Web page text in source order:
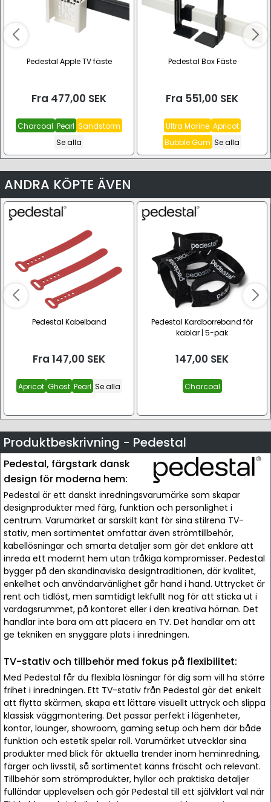
Pedestal Apple TV fäste
Fra 477,00 SEK
Charcoal Pearl Sandstorm
Se alla
Pedestal Box Fäste
Fra 551,00 SEK
Ultra Marine Apricot
Bubble Gum Se alla
ANDRA KÖPTE ÄVEN
Pedestal Kabelband
Fra 147,00 SEK
Apricot Ghost Pearl Se alla
Pedestal Kardborreband för
kablar | 5-pak
147,00 SEK
Charcoal
Produktbeskrivning - Pedestal
Pedestal, färgstark dansk
design för moderna hem:
Pedestal är ett danskt inredningsvarumärke som skapar
designprodukter med färg, funktion och personlighet i
centrum. Varumärket är särskilt känt för sina stilrena TV-
stativ, men sortimentet omfattar även strömtillbehör,
kabellösningar och smarta detaljer som gör det enklare att
inreda ett modernt hem utan tråkiga kompromisser. Pedestal
bygger på den skandinaviska designtraditionen, där kvalitet,
enkelhet och användarvänlighet går hand i hand. Uttrycket är
rent och tidlöst, men samtidigt lekfullt nog för att sticka ut i
vardagsrummet, på kontoret eller i den kreativa hörnan. Det
handlar inte bara om att placera en TV. Det handlar om att
ge tekniken en snyggare plats i inredningen.
TV-stativ och tillbehör med fokus på flexibilitet:
Med Pedestal får du flexibla lösningar för dig som vill ha större
frihet i inredningen. Ett TV-stativ från Pedestal gör det enkelt
att flytta skärmen, skapa ett lättare visuellt uttryck och slippa
klassisk väggmontering. Det passar perfekt i lägenheter,
kontor, lounger, showroom, gaming setup och hem där både
funktion och estetik spelar roll. Varumärket utvecklar sina
produkter med blick för aktuella trender inom heminredning,
färger och livsstil, så sortimentet känns fräscht och relevant.
Tillbehör som strömprodukter, hyllor och praktiska detaljer
fulländar upplevelsen och gör Pedestal till ett självklart val när